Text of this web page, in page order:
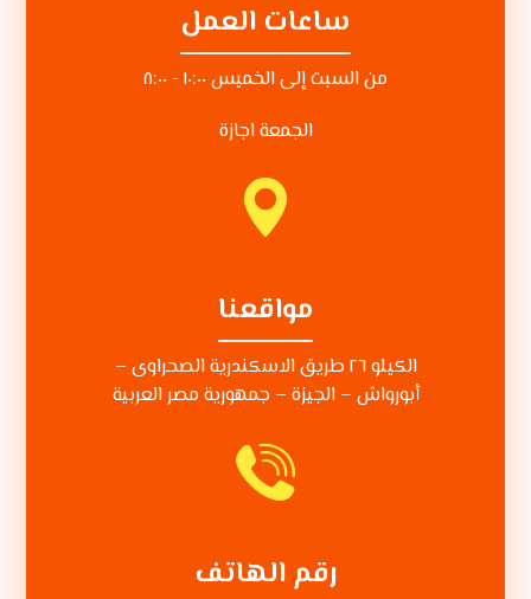
ساعات العمل
من السبت إلى الخميس ١٠:٠٠ - ٨:٠٠
الجمعة اجازة
مواقعنا
الكيلو ٢٦ طريق الاسكندرية الصحراوى –
أبورواش – الجيزة – جمهورية مصر العربية
رقم الهاتف